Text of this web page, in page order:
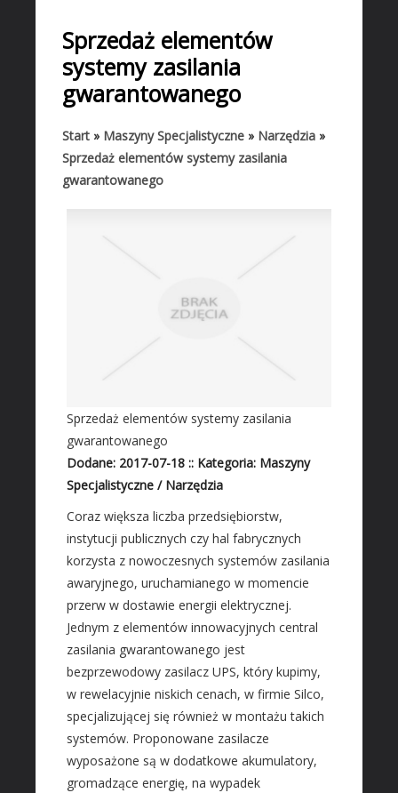
BIZNES
Biura Rachunkowe
Doradztwo
Drukarnie
Handel
Hurtownie
Banki, Przelewy, Waluty, Kantory
REZYDENCJE
Drzwi i Okna
Klimatyzacja i Wentylacja
Nieruchomości, Działki
Domy, Mieszkania
SZKOŁA
Placówki Edukacyjne
Kursy Językowe
Konferencje, Sale Szkoleniowe
Kursy i Szkolenia
SPRZEDAŻ INTERNTOWA
Dla Dzieci
Sprzedaż elementów
systemy zasilania
gwarantowanego
Start » Maszyny Specjalistyczne » Narzędzia »
Sprzedaż elementów systemy zasilania
gwarantowanego
Sprzedaż elementów systemy zasilania
gwarantowanego
Dodane: 2017-07-18 :: Kategoria: Maszyny
Specjalistyczne / Narzędzia
Coraz większa liczba przedsiębiorstw,
instytucji publicznych czy hal fabrycznych
korzysta z nowoczesnych systemów zasilania
awaryjnego, uruchamianego w momencie
przerw w dostawie energii elektrycznej.
Jednym z elementów innowacyjnych central
zasilania gwarantowanego jest
bezprzewodowy zasilacz UPS, który kupimy,
w rewelacyjnie niskich cenach, w firmie Silco,
specjalizującej się również w montażu takich
systemów. Proponowane zasilacze
wyposażone są w dodatkowe akumulatory,
gromadzące energię, na wypadek